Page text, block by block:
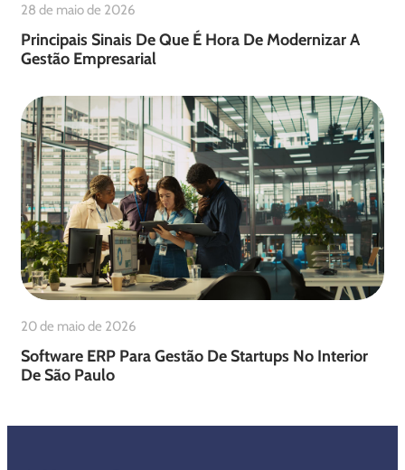
28 de maio de 2026
Principais Sinais De Que É Hora De Modernizar A
Gestão Empresarial
20 de maio de 2026
Software ERP Para Gestão De Startups No Interior
De São Paulo